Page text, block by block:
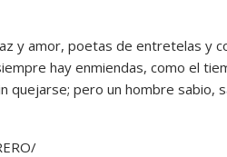
y amor, poetas de entretelas y
hay enmiendas, como el
quejarse; pero un hombre sabio,